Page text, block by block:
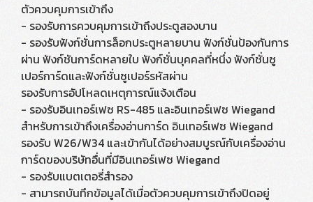
ตัวควบคุมการเข้าถึง
- รองรับการควบคุมการเข้าถึงประตูสองบาน
- รองรับฟังก์ชั่นการล็อกประตูหลายบาน ฟังก์ชั่นป้องกันการ
ผ่าน ฟังก์ชันการ์ดหลายใบ ฟังก์ชั่นบุคคลที่หนึ่ง ฟังก์ชั่นซู
เปอร์การ์ดและฟังก์ชั่นซูเปอร์รหัสผ่าน
รองรับการอัปโหลดเหตุการณ์แจ้งเตือน
- รองรับอินเทอร์เฟซ RS-485 และอินเทอร์เฟซ Wiegand
สำหรับการเข้าถึงเครื่องอ่านการ์ด อินเทอร์เฟซ Wiegand
รองรับ W26/W34 และเข้ากันได้อย่างสมบูรณ์กับเครื่องอ่าน
การ์ดของบริษัทอื่นที่มีอินเทอร์เฟซ Wiegand
- รองรับแบตเตอรี่สำรอง
- สามารถบันทึกข้อมูลได้เมื่อตัวควบคุมการเข้าถึงปิดอยู่